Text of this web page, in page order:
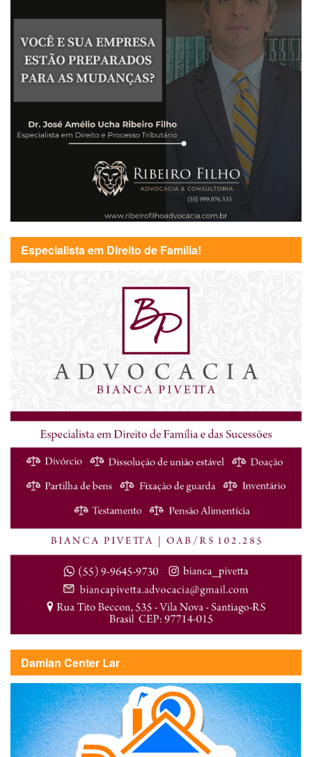
Especialista em Direito de Família!
Damian Center Lar